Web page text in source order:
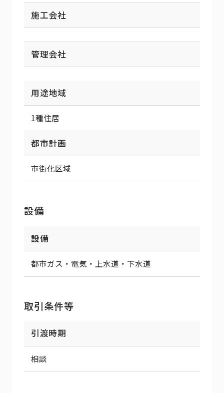
施工会社
管理会社
用途地域
1種住居
都市計画
市街化区域
設備
設備
都市ガス・電気・上水道・下水道
取引条件等
引渡時期
相談